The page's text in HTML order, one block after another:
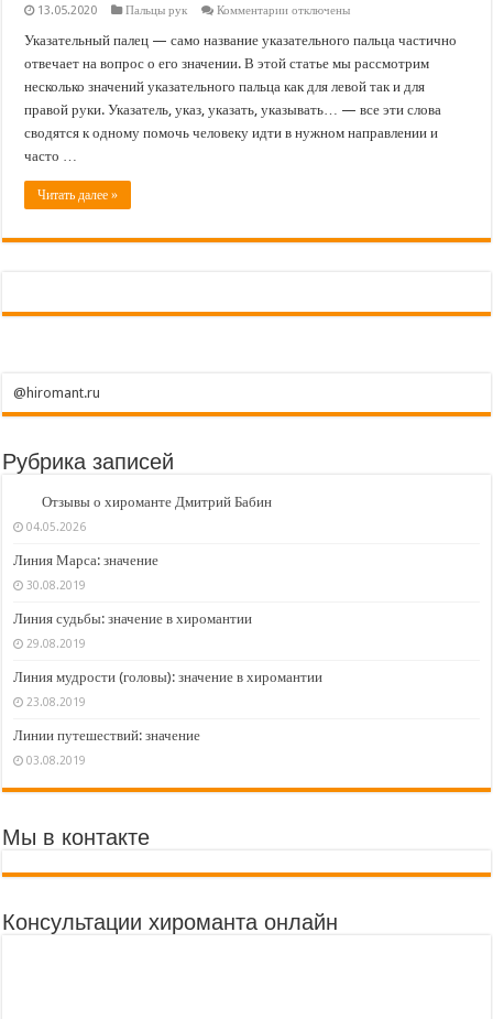
13.05.2020 Пальцы рук Комментариик
Указательный
отключены
Указательный палец — само название указательного пальца частично
отвечает на вопрос о его значении. В этой статье мы рассмотрим
несколько значений указательного пальца как для левой так и для
правой руки. Указатель, указ, указать, указывать… — все эти слова
сводятся к одному помочь человеку идти в нужном направлении и
часто …
Читать далее »
@hiromant.ru
Рубрика записей
Отзывы о хироманте Дмитрий Бабин
04.05.2026
Линия Марса: значение
30.08.2019
Линия судьбы: значение в хиромантии
29.08.2019
Линия мудрости (головы): значение в хиромантии
23.08.2019
Линии путешествий: значение
03.08.2019
Мы в контакте
Консультации хироманта онлайн